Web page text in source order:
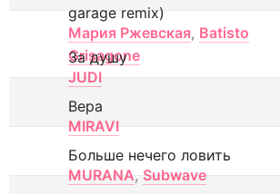
garage remix)
Мария Ржевская, Batisto
Grisagone
За душу
JUDI
Вера
MIRAVI
Больше нечего ловить
MURANA, Subwave